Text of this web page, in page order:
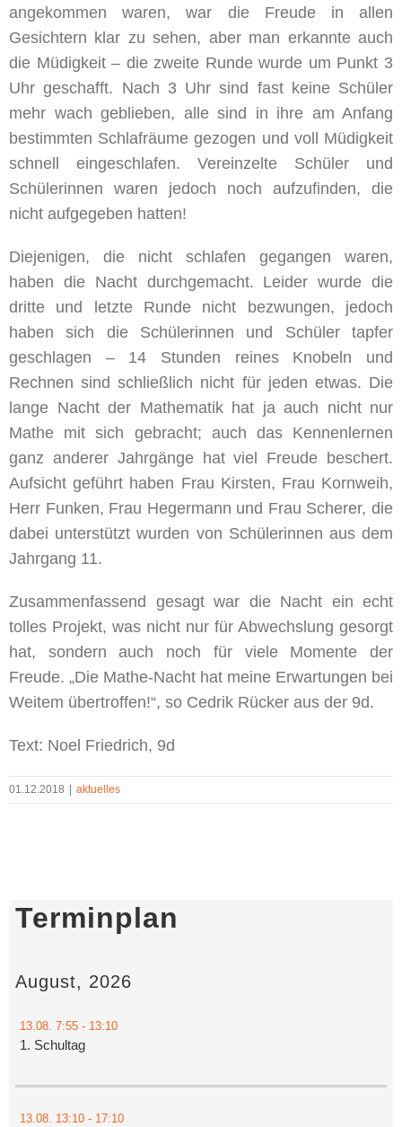
angekommen waren, war die Freude in allen
Gesichtern klar zu sehen, aber man erkannte auch
die Müdigkeit – die zweite Runde wurde um Punkt 3
Uhr geschafft. Nach 3 Uhr sind fast keine Schüler
mehr wach geblieben, alle sind in ihre am Anfang
bestimmten Schlafräume gezogen und voll Müdigkeit
schnell eingeschlafen. Vereinzelte Schüler und
Schülerinnen waren jedoch noch aufzufinden, die
nicht aufgegeben hatten!
Diejenigen, die nicht schlafen gegangen waren,
haben die Nacht durchgemacht. Leider wurde die
dritte und letzte Runde nicht bezwungen, jedoch
haben sich die Schülerinnen und Schüler tapfer
geschlagen – 14 Stunden reines Knobeln und
Rechnen sind schließlich nicht für jeden etwas. Die
lange Nacht der Mathematik hat ja auch nicht nur
Mathe mit sich gebracht; auch das Kennenlernen
ganz anderer Jahrgänge hat viel Freude beschert.
Aufsicht geführt haben Frau Kirsten, Frau Kornweih,
Herr Funken, Frau Hegermann und Frau Scherer, die
dabei unterstützt wurden von Schülerinnen aus dem
Jahrgang 11.
Zusammenfassend gesagt war die Nacht ein echt
tolles Projekt, was nicht nur für Abwechslung gesorgt
hat, sondern auch noch für viele Momente der
Freude. „Die Mathe-Nacht hat meine Erwartungen bei
Weitem übertroffen!“, so Cedrik Rücker aus der 9d.
Text: Noel Friedrich, 9d
01.12.2018 aktuelles
Terminplan
August, 2026
13.08. 7:55 - 13:10
1. Schultag
13.08. 13:10 - 17:10